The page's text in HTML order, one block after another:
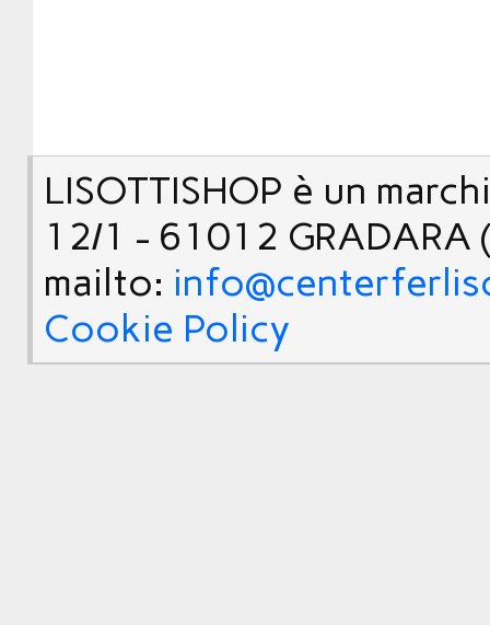
LISOTTISHOP è un
12/1 - 61012
mailto:
Cookie Policy